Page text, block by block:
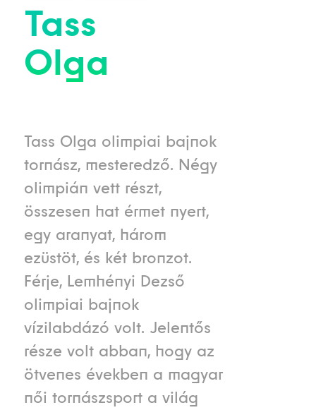
Tass
Olga
Tass Olga olimpiai bajnok
tornász, mesteredző. Négy
olimpián vett részt,
összesen hat érmet nyert,
egy aranyat, három
ezüstöt, és két bronzot.
Férje, Lemhényi Dezső
olimpiai bajnok
vízilabdázó volt. Jelentős
része volt abban, hogy az
ötvenes években a magyar
női tornászsport a világ